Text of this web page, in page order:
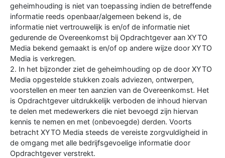
geheimhouding is niet van toepassing indien de betreffende
informatie reeds openbaar/algemeen bekend is, de
informatie niet vertrouwelijk is en/of de informatie niet
gedurende de Overeenkomst bij Opdrachtgever aan XYTO
Media bekend gemaakt is en/of op andere wijze door XYTO
Media is verkregen.
2. In het bijzonder ziet de geheimhouding op de door XYTO
Media opgestelde stukken zoals adviezen, ontwerpen,
voorstellen en meer ten aanzien van de Overeenkomst. Het
is Opdrachtgever uitdrukkelijk verboden de inhoud hiervan
te delen met medewerkers die niet bevoegd zijn hiervan
kennis te nemen en met (onbevoegde) derden. Voorts
betracht XYTO Media steeds de vereiste zorgvuldigheid in
de omgang met alle bedrijfsgevoelige informatie door
Opdrachtgever verstrekt.